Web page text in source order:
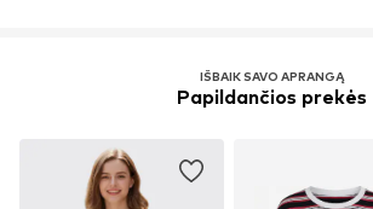
IŠBAIK SAVO APRANGĄ
Papildančios prekės